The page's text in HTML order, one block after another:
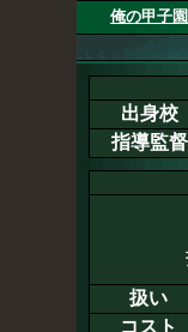
俺の甲子
出身校
指導監督
扱い
コスト